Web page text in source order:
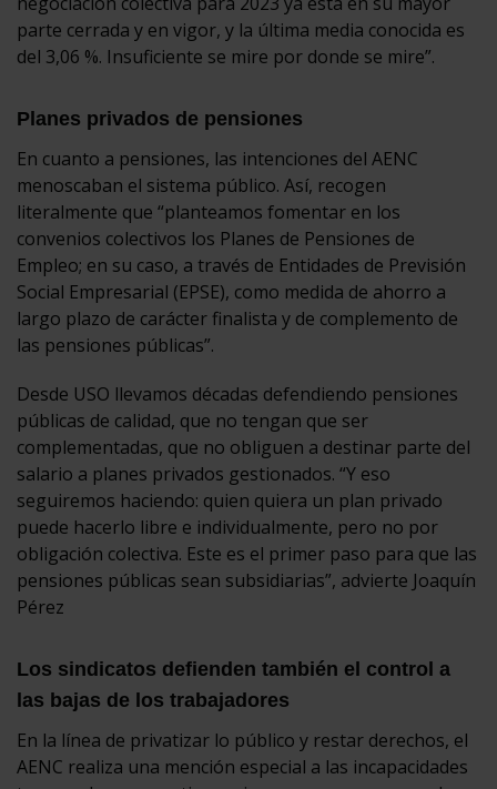
parte cerrada y en vigor, y la última media conocida es
del 3,06 %. Insuficiente se mire por donde se mire”.
Planes privados de pensiones
En cuanto a pensiones, las intenciones del AENC
menoscaban el sistema público. Así, recogen
literalmente que “planteamos fomentar en los
convenios colectivos los Planes de Pensiones de
Empleo; en su caso, a través de Entidades de Previsión
Social Empresarial (EPSE), como medida de ahorro a
largo plazo de carácter finalista y de complemento de
las pensiones públicas”.
Desde USO llevamos décadas defendiendo pensiones
públicas de calidad, que no tengan que ser
complementadas, que no obliguen a destinar parte del
salario a planes privados gestionados. “Y eso
seguiremos haciendo: quien quiera un plan privado
puede hacerlo libre e individualmente, pero no por
obligación colectiva. Este es el primer paso para que las
pensiones públicas sean subsidiarias”, advierte Joaquín
Pérez
Los sindicatos defienden también el control a
las bajas de los trabajadores
En la línea de privatizar lo público y restar derechos, el
AENC realiza una mención especial a las incapacidades